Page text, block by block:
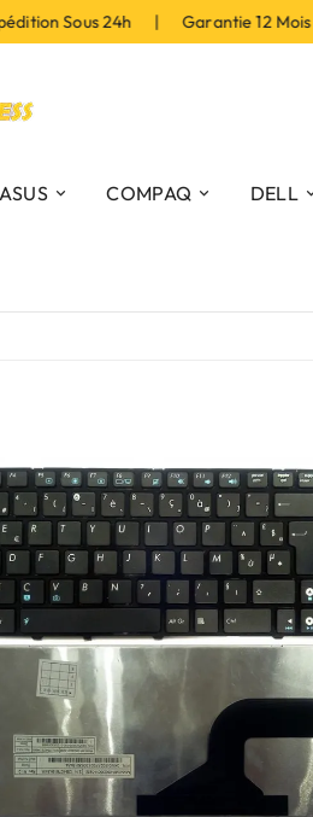
Sous 24h | Garantie 12 Mois |
ASUS COMPAQ DELL